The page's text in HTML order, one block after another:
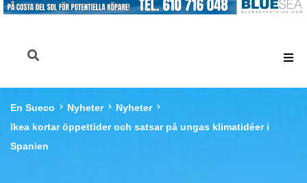
En Sueco Nyheter
Nyheter
Ikea kortar öppettider och satsar på ungas klimatidéer i
Spanien